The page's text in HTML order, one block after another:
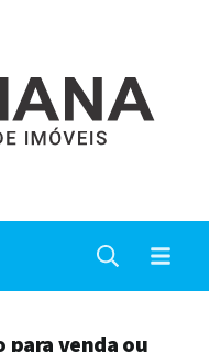
para venda ou